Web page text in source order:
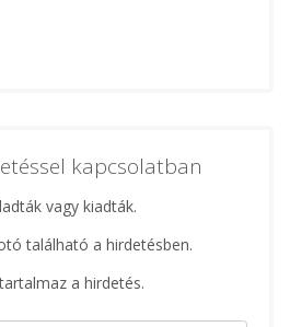
kapcsolatban
vagy kiadták.
található a hirdetésben.
a hirdetés.